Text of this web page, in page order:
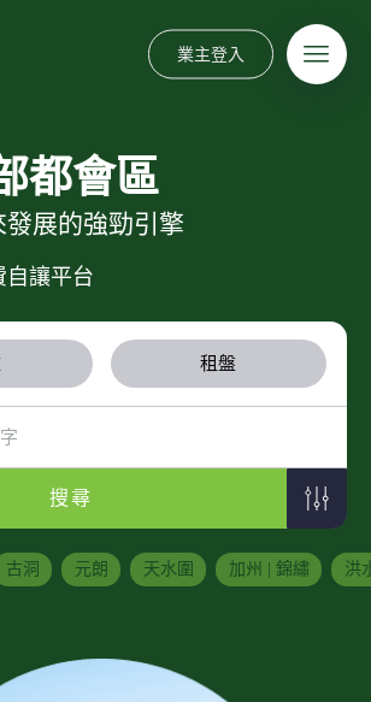
業主登入
都會區
展的強勁引擎
自讓平台
租盤
搜尋
古洞 元朗 天水圍 加州 | 錦繡 洪